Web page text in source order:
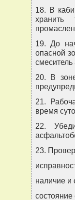
18. В
хранить
19. До
опасной
20. В
21.
время
22.
23.
наличие и
состояние